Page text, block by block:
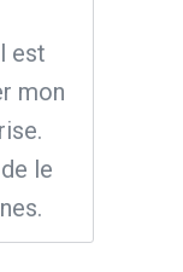
Il est
mon
le